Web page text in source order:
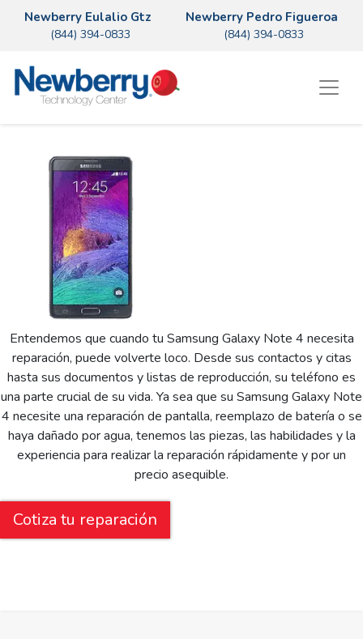
Newberry Eulalio Gtz
(844) 394-0833
Newberry Pedro Figueroa
(844) 394-0833
Entendemos que cuando tu Samsung Galaxy Note 4 necesita
reparación, puede volverte loco. Desde sus contactos y citas
hasta sus documentos y listas de reproducción, su teléfono es
una parte crucial de su vida. Ya sea que su Samsung Galaxy Note
4 necesite una reparación de pantalla, reemplazo de batería o se
haya dañado por agua, tenemos las piezas, las habilidades y la
experiencia para realizar la reparación rápidamente y por un
precio asequible.
Cotiza tu reparación